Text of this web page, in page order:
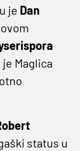
je Dan
Maglica
status u